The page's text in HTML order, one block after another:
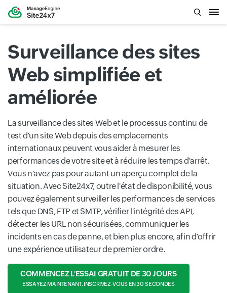
Surveillance des sites
Web simplifiée et
améliorée
La surveillance des sites Web et le processus continu de
test d'un site Web depuis des emplacements
internationaux peuvent vous aider à mesurer les
performances de votre site et à réduire les temps d'arrêt.
Vous n'avez pas pour autant un aperçu complet de la
situation. Avec Site24x7, outre l'état de disponibilité, vous
pouvez également surveiller les performances de services
tels que DNS, FTP et SMTP, vérifier l'intégrité des API,
détecter les URL non sécurisées, communiquer les
incidents en cas de panne, et bien plus encore, afin d'offrir
une expérience utilisateur de premier ordre.
COMMENCEZ L'ESSAI GRATUIT DE 30 JOURS
ESSAYEZ MAINTENANT, INSCRIVEZ-VOUS EN 30 SECONDES